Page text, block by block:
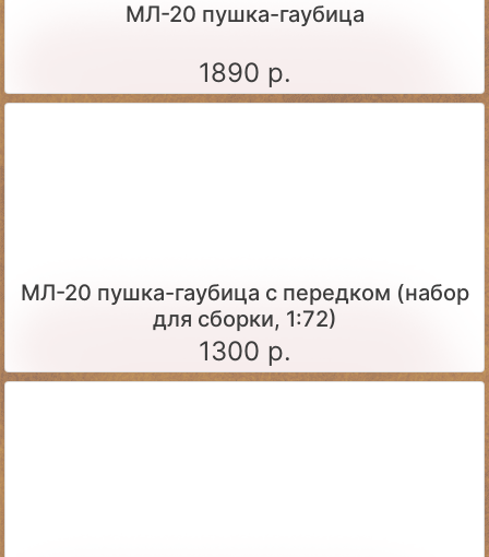
МЛ-20 пушка-гаубица
1890 р.
МЛ-20 пушка-гаубица с передком (набор
для сборки, 1:72)
1300 р.